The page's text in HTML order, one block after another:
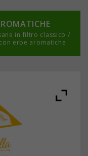
in filtro classico /
erbe aromatiche